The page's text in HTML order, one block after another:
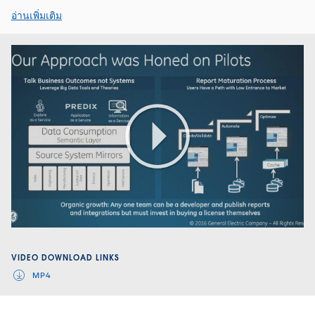
อ่านเพิ่มเติม
Play
Video
VIDEO DOWNLOAD LINKS
MP4